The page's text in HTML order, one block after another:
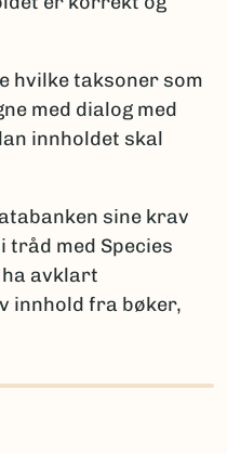
ble antatt forsvunnet
registrert i Norge
per takson skal
Et kommentarfelt
forklaringer.
vitenskapen
der
hvilke taksoner som
med dialog med
innholdet skal
sine krav
tråd med Species
ha avklart
innhold fra bøker,